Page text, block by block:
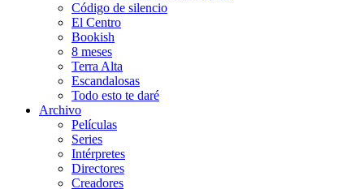
Código de silencio
El Centro
Bookish
8 meses
Terra Alta
Escandalosas
Todo esto te daré
Archivo
Películas
Series
Intérpretes
Directores
Creadores